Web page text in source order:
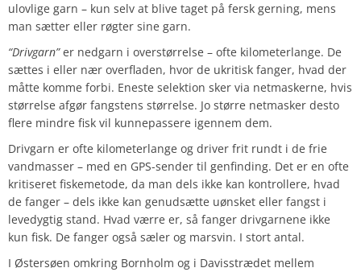
ulovlige garn – kun selv at blive taget på fersk gerning, mens
man sætter eller røgter sine garn.
“Drivgarn”er nedgarn i overstørrelse – ofte kilometerlange. De
sættes i eller nær overfladen, hvor de ukritisk fanger, hvad der
måtte komme forbi. Eneste selektion sker via netmaskerne, hvis
størrelse afgør fangstens størrelse. Jo større netmasker desto
flere mindre fisk vil kunnepassere igennem dem.
Drivgarn er ofte kilometerlange og driver frit rundt i de frie
vandmasser – med en GPS-sender til genfinding. Det er en ofte
kritiseret fiskemetode, da man dels ikke kan kontrollere, hvad
de fanger – dels ikke kan genudsætte uønsket eller fangst i
levedygtig stand. Hvad værre er, så fanger drivgarnene ikke
kun fisk. De fanger også sæler og marsvin. I stort antal.
I Østersøen omkring Bornholm og i Davisstrædet mellem